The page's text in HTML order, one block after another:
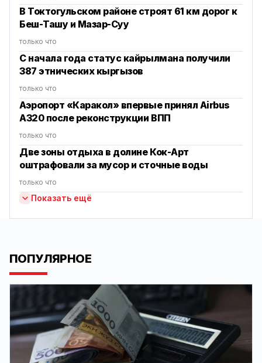
В Токтогульском районе строят 61 км дорог к
Беш-Ташу и Мазар-Суу
только что
С начала года статус кайрылмана получили
387 этнических кыргызов
только что
Аэропорт «Каракол» впервые принял Airbus
A320 после реконструкции ВПП
только что
Две зоны отдыха в долине Кок-Арт
оштрафовали за мусор и сточные воды
только что
Показать ещё
ПОПУЛЯРНОЕ